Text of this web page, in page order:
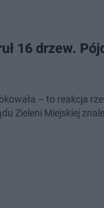
16 drzew.
– to reakcja
Zieleni Miejskiej